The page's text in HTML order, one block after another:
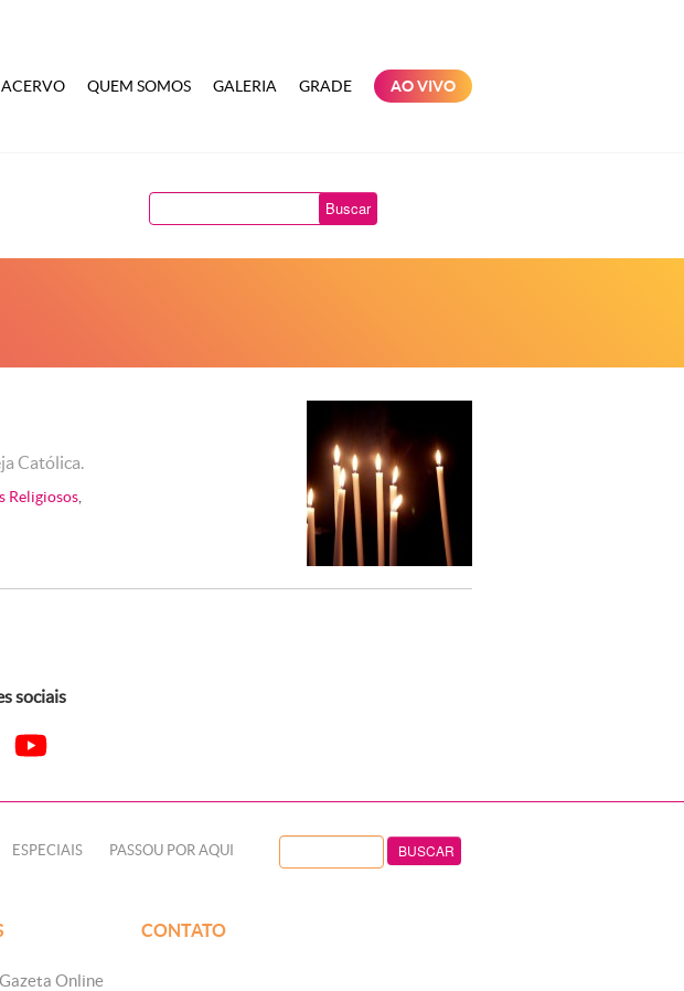
ACERVO QUEM SOMOS GALERIA GRADE AO VIVO
Buscar
Católica.
Religiosos
sociais
ESPECIAIS PASSOU POR AQUI
Online
CONTATO